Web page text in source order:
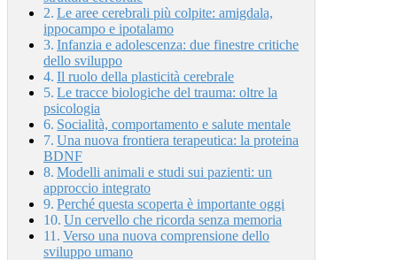
Le aree cerebrali più colpite: amigdala,
ippocampo e ipotalamo
Infanzia e adolescenza: due finestre critiche
dello sviluppo
Il ruolo della plasticità cerebrale
Le tracce biologiche del trauma: oltre la
psicologia
Socialità, comportamento e salute mentale
Una nuova frontiera terapeutica: la proteina
BDNF
Modelli animali e studi sui pazienti: un
approccio integrato
Perché questa scoperta è importante oggi
Un cervello che ricorda senza memoria
Verso una nuova comprensione dello
sviluppo umano